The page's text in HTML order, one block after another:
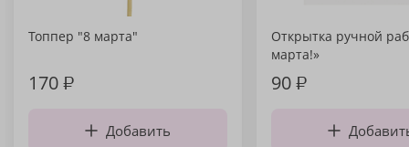
Топпер "8 марта"
170₽
Добавить
Открытка ручной
марта!»
90₽